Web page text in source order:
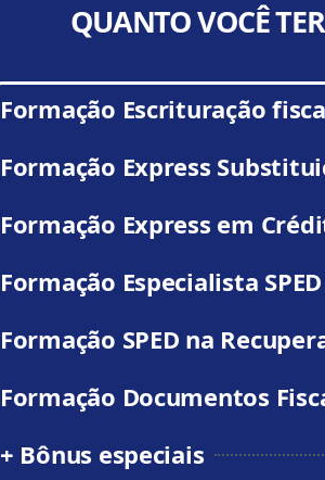
QUANTO VOCÊ
Formação Escrituração
Formação Express
Formação Express em
Formação Especialista
Formação SPED na
Formação Documentos
+ Bônus especiais